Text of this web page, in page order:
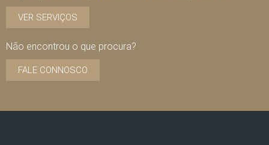
VER SERVIÇOS
Não encontrou o que procura?
FALE CONNOSCO